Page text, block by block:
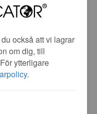
också att vi lagrar
om dig, till
ytterligare
.